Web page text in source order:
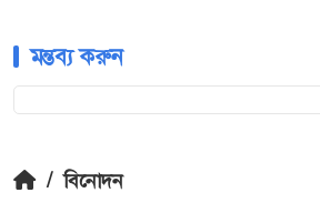
মন্তব্য করুন
/ বিনোদন